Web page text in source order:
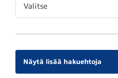
Valitse
Näytä lisää hakuehtoja